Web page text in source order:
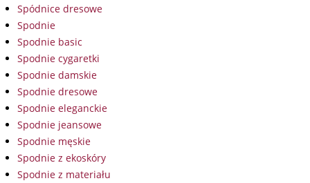
Spódnice dresowe
Spodnie
Spodnie basic
Spodnie cygaretki
Spodnie damskie
Spodnie dresowe
Spodnie eleganckie
Spodnie jeansowe
Spodnie męskie
Spodnie z ekoskóry
Spodnie z materiału